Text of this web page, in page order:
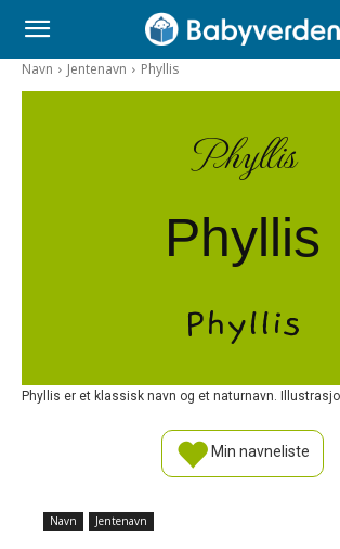
Navn Jentenavn Phyllis
Phyllis
Phyllis
Phyllis
Phyllis er et klassisk navn og et naturnavn.
Min navneliste
Navn Jentenavn